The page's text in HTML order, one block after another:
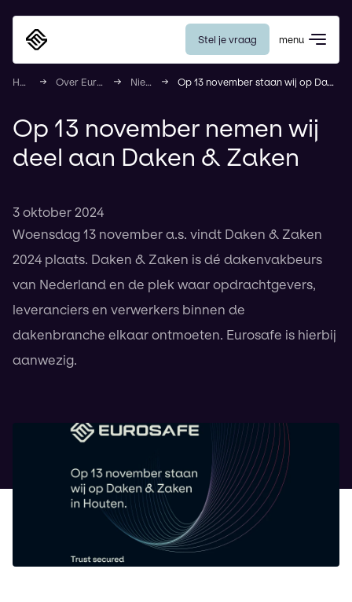
Stel je vraag menu
Home Over Eurosafe Nieuws Op 13 november staan wij op Daken & Zaken
Op 13 november nemen wij
deel aan Daken & Zaken
3 oktober 2024
Woensdag 13 november a.s. vindt Daken & Zaken
2024 plaats. Daken & Zaken is dé dakenvakbeurs
van Nederland en de plek waar opdrachtgevers,
leveranciers en verwerkers binnen de
dakenbranche elkaar ontmoeten. Eurosafe is hierbij
aanwezig.